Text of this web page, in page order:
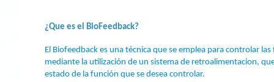
¿Que es el BioFeedback?
El Biofeedback es una técnica que se emplea para controlar
mediante la utilización de un sistema de retroalimentacion,
estado de la función que se desea controlar.